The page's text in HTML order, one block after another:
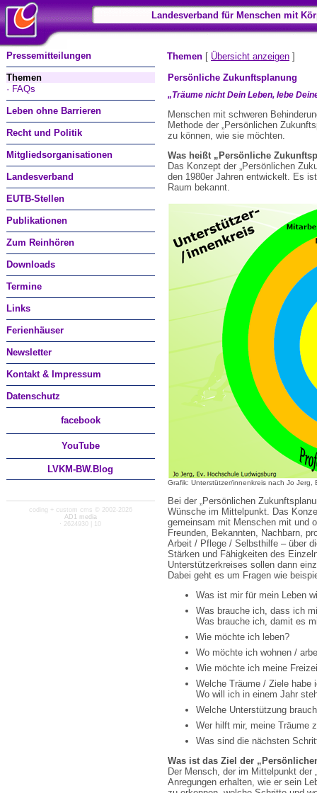
Landesverband für Menschen mit
Pressemitteilungen
Themen
· FAQs
Leben ohne Barrieren
Recht und Politik
Mitgliedsorganisationen
Landesverband
EUTB-Stellen
Publikationen
Zum Reinhören
Downloads
Termine
Links
Ferienhäuser
Newsletter
Kontakt & Impressum
Datenschutz
facebook
YouTube
LVKM-BW.Blog
coding + custom cms © 2002-2026
AD1 media
· 2624930 | 10
Themen [ Übersicht anzeigen ]
Persönliche Zukunftsplanung
„Träume nicht Dein Leben, lebe
Menschen mit schweren
Methode der „Persönlichen
zu können, wie sie möchten.
Was heißt „Persönliche
Das Konzept der „Persönlichen
den 1980er Jahren entwickelt. Es
Raum bekannt.
Grafik: Unterstützer/innenkreis nach Jo Jerg,
Bei der „Persönlichen
Wünsche im Mittelpunkt. Das
gemeinsam mit Menschen mit und
Freunden, Bekannten, Nachbarn,
Arbeit / Pflege / Selbsthilfe – über
Stärken und Fähigkeiten des
Unterstützerkreises sollen dann
Dabei geht es um Fragen wie
Was ist mir für mein Leben
Was brauche ich, dass ich
Was brauche ich, damit es
Wie möchte ich leben?
Wo möchte ich wohnen /
Wie möchte ich meine
Welche Träume / Ziele habe
Wo will ich in einem Jahr
Welche Unterstützung
Wer hilft mir, meine Träume
Was sind die nächsten
Was ist das Ziel der
Der Mensch, der im Mittelpunkt der
Anregungen erhalten, wie er sein